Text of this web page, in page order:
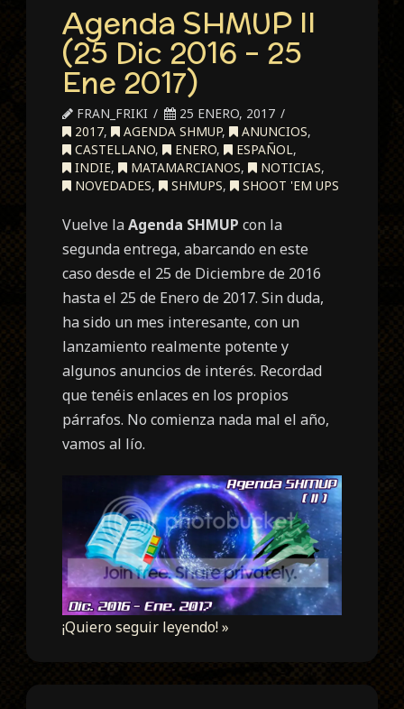
Agenda SHMUP II
(25 Dic 2016 – 25
Ene 2017)
FRAN_FRIKI
25 ENERO, 2017
2017, AGENDA SHMUP, ANUNCIOS,
CASTELLANO, ENERO, ESPAÑOL,
INDIE, MATAMARCIANOS, NOTICIAS,
NOVEDADES, SHMUPS, SHOOT 'EM UPS
Vuelve laAgenda SHMUP con la
segunda entrega, abarcando en este
caso desde el 25 de Diciembre de 2016
hasta el 25 de Enero de 2017. Sin duda,
ha sido un mes interesante, con un
lanzamiento realmente potente y
algunos anuncios de interés. Recordad
que tenéis enlaces en los propios
párrafos. No comienza nada mal el año,
vamos al lío.
¡Quiero seguir leyendo! »